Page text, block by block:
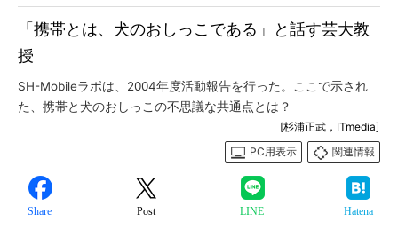
「携帯とは、犬のおしっこである」と話す芸大教
授
SH-Mobileラボは、2004年度活動報告を行った。ここで示され
た、携帯と犬のおしっこの不思議な共通点とは？
[杉浦正武，ITmedia]
PC用表示
関連情報
Share Post LINE Hatena